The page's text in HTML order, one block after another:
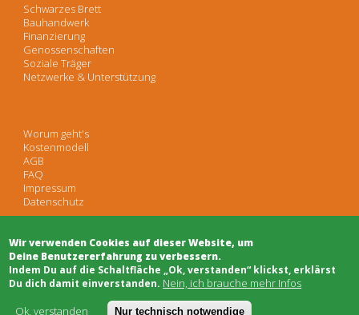
Schwarzes Brett
Bauhandwerk
Finanzierung
Genossenschaften
Soziale Träger
Netzwerke & Unterstützung
Worum geht's
Kostenmodell
AGB
FAQ
Impressum
Datenschutz
Wir verwenden Cookies auf dieser Website, um
Deine Benutzererfahrung zu verbessern.
​Indem Du auf die Schaltfläche „Ok, verstanden“ klickst, erklärst
Du dich damit einverstanden. Nein, ich brauche mehr Infos
Ok, verstanden
Nur technisch notwendige